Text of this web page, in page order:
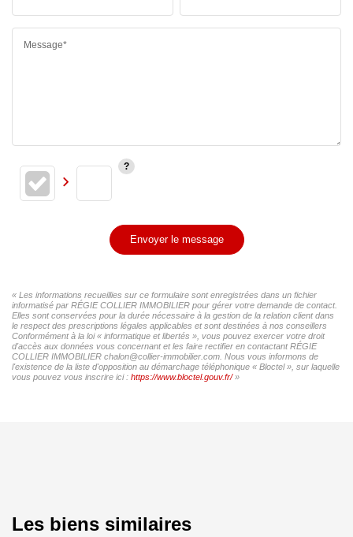
Message*
Envoyer le message
« Les informations recueillies sur ce formulaire sont enregistrées dans un fichier
informatisé par RÉGIE COLLIER IMMOBILIER pour gérer votre demande de contact.
Elles sont conservées pour la durée nécessaire à la gestion de la relation client dans
le respect des prescriptions légales applicables et sont destinées à nos conseillers
Conformément à la loi « informatique et libertés », vous pouvez exercer votre droit
d'accès aux données vous concernant et les faire rectifier en contactant RÉGIE
COLLIER IMMOBILIER chalon@collier-immobilier.com. Nous vous informons de
l'existence de la liste d'opposition au démarchage téléphonique « Bloctel », sur laquelle
vous pouvez vous inscrire ici : https://www.bloctel.gouv.fr/»
Les biens similaires